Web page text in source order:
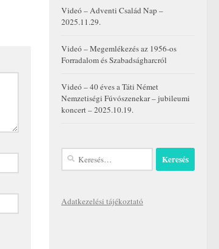
Videó – Adventi Család Nap –
2025.11.29.
Videó – Megemlékezés az 1956-os
Forradalom és Szabadságharcról
Videó – 40 éves a Táti Német
Nemzetiségi Fúvószenekar – jubileumi
koncert – 2025.10.19.
Keresés:
Adatkezelési tájékoztató